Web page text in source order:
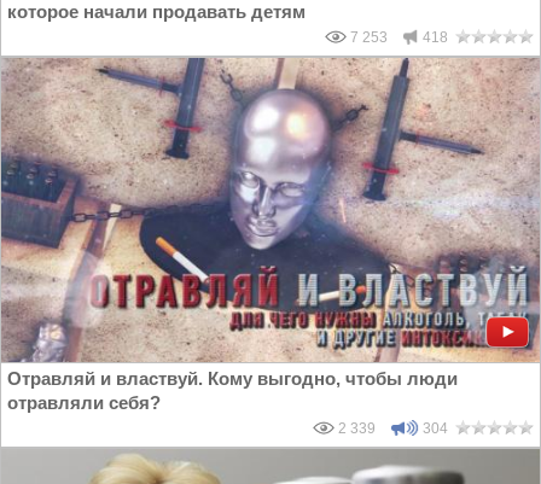
которое начали продавать детям
7 253 418
Отравляй и властвуй. Кому выгодно, чтобы люди
отравляли себя?
2 339 304